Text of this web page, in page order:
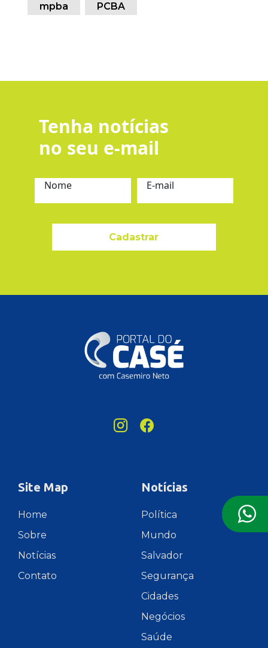
mpba
PCBA
Tenha notícias
no seu e-mail
Nome E-mail
Cadastrar
Site Map
Home
Sobre
Notícias
Contato
Notícias
Política
Mundo
Salvador
Segurança
Cidades
Negócios
Saúde